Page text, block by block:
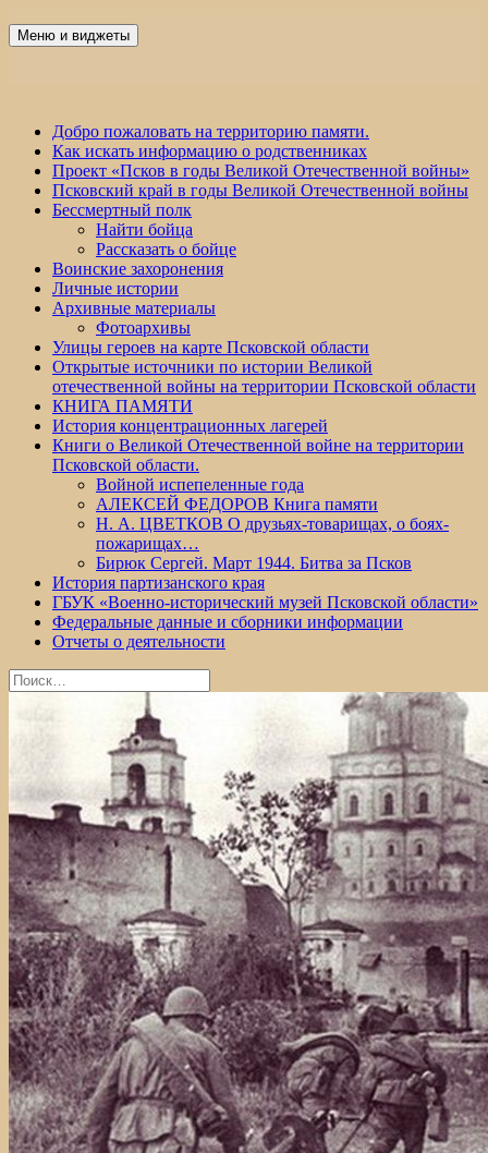
Победа 60
Меню и виджеты
Добро пожаловать на территорию памяти.
Как искать информацию о родственниках
Проект «Псков в годы Великой Отечественной войны»
Псковский край в годы Великой Отечественной войны
Бессмертный полк
Найти бойца
Рассказать о бойце
Воинские захоронения
Личные истории
Архивные материалы
Фотоархивы
Улицы героев на карте Псковской области
Открытые источники по истории Великой
отечественной войны на территории Псковской области
КНИГА ПАМЯТИ
История концентрационных лагерей
Книги о Великой Отечественной войне на территории
Псковской области.
Войной испепеленные года
АЛЕКСЕЙ ФЕДОРОВ Книга памяти
Н. А. ЦВЕТКОВ О друзьях-товарищах, о боях-
пожарищах…
Бирюк Сергей. Март 1944. Битва за Псков
История партизанского края
ГБУК «Военно-исторический музей Псковской области»
Федеральные данные и сборники информации
Отчеты о деятельности
Найти: